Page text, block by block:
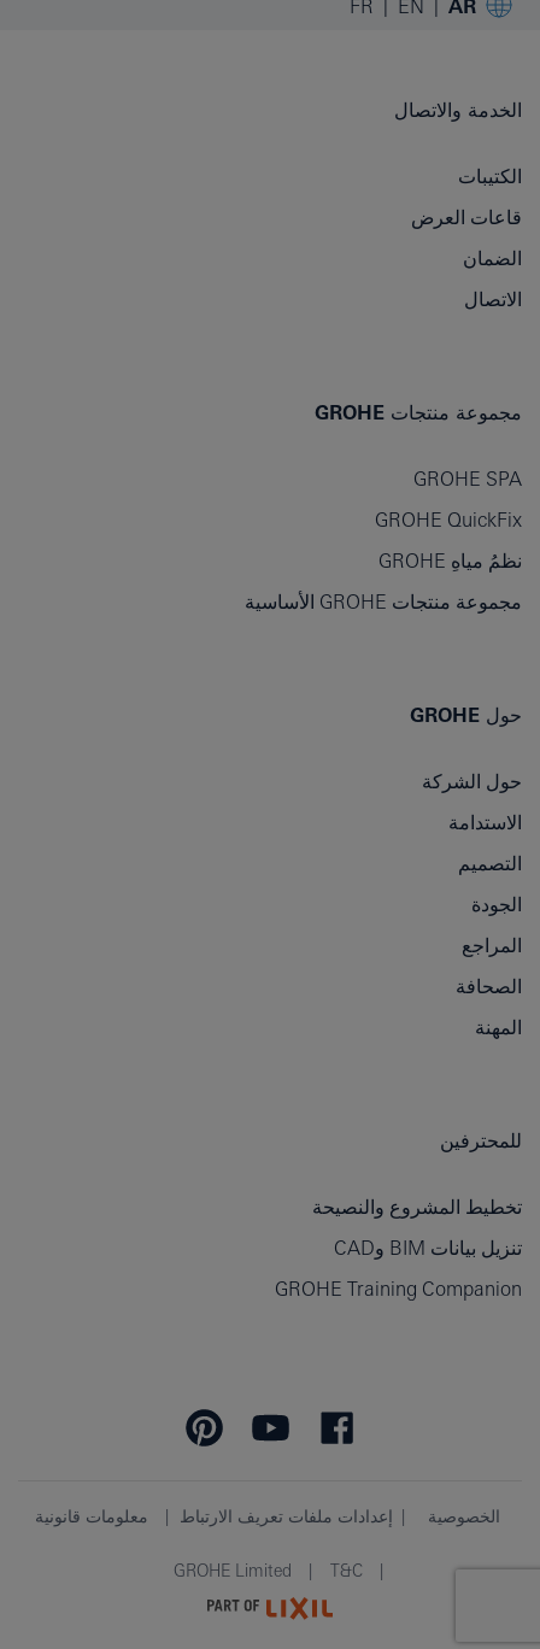
AR
EN
FR
الخدمة والاتصال
الكتيبات
قاعات العرض
الضمان
الاتصال
مجموعة منتجات GROHE
GROHE SPA
GROHE QuickFix
نظمُ مياهِ GROHE
مجموعة منتجات GROHE الأساسية
حول GROHE
حول الشركة
الاستدامة
التصميم
الجودة
المراجع
الصحافة
المهنة
للمحترفين
تخطيط المشروع والنصيحة
تنزيل بيانات BIM وCAD
GROHE Training Companion
الخصوصية إعدادات ملفات تعريف الارتباط معلومات قانونية
T&C
GROHE Limited